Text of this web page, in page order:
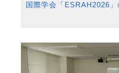
国際学会「ESRAH2026」